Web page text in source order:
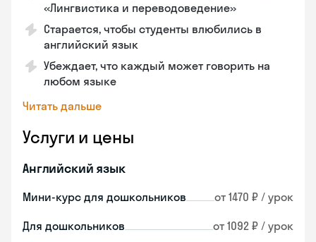
«Лингвистика и переводоведение»
Старается, чтобы студенты влюбились в
английский язык
Убеждает, что каждый может говорить на
любом языке
Читать дальше
Услуги и цены
Английский язык
Мини-курс для дошкольников от 1470 ₽ / урок
Для дошкольников от 1092 ₽ / урок